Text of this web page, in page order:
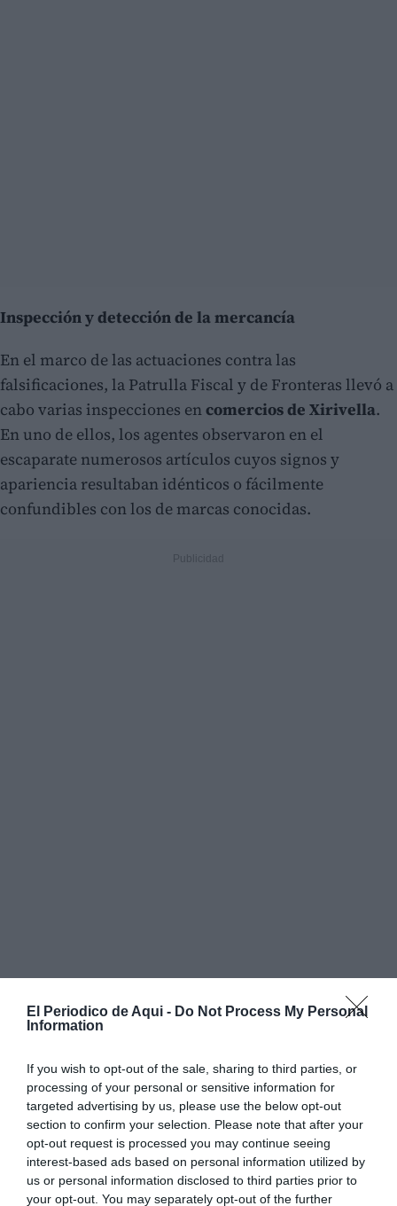
El Periodico de Aqui - Do Not Process My Personal
Information
If you wish to opt-out of the sale, sharing to third parties, or
processing of your personal or sensitive information for
targeted advertising by us, please use the below opt-out
section to confirm your selection. Please note that after your
opt-out request is processed you may continue seeing
interest-based ads based on personal information utilized by
us or personal information disclosed to third parties prior to
your opt-out. You may separately opt-out of the further
Inspección y detección de la mercancía
En el marco de las actuaciones contra las
falsificaciones, la Patrulla Fiscal y de Fronteras llevó a
cabo varias inspecciones encomercios de Xirivella.
En uno de ellos, los agentes observaron en el
escaparate numerosos artículos cuyos signos y
apariencia resultaban idénticos o fácilmente
confundibles con los de marcas conocidas.
Los productos presentabanlogotipos, emblemas y
distintivossimilares a los originales, además de
ofrecerse a un precio considerablemente inferior al
habitual en el mercado.